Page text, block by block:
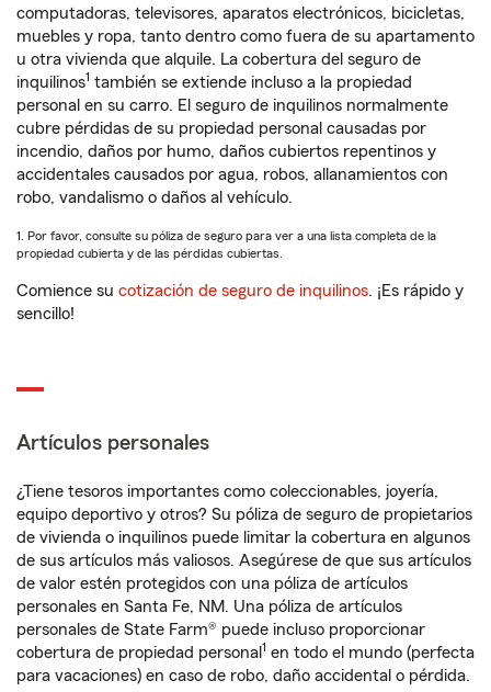
computadoras, televisores, aparatos electrónicos, bicicletas,
muebles y ropa, tanto dentro como fuera de su apartamento
u otra vivienda que alquile. La cobertura del seguro de
inquilinos1 también se extiende incluso a la propiedad
personal en su carro. El seguro de inquilinos normalmente
cubre pérdidas de su propiedad personal causadas por
incendio, daños por humo, daños cubiertos repentinos y
accidentales causados por agua, robos, allanamientos con
robo, vandalismo o daños al vehículo.
1. Por favor, consulte su póliza de seguro para ver a una lista completa de la
propiedad cubierta y de las pérdidas cubiertas.
Comience su cotización de seguro de inquilinos. ¡Es rápido y
sencillo!
Artículos personales
¿Tiene tesoros importantes como coleccionables, joyería,
equipo deportivo y otros? Su póliza de seguro de propietarios
de vivienda o inquilinos puede limitar la cobertura en algunos
de sus artículos más valiosos. Asegúrese de que sus artículos
de valor estén protegidos con una póliza de artículos
personales en Santa Fe, NM. Una póliza de artículos
personales de State Farm® puede incluso proporcionar
cobertura de propiedad personal 1 en todo el mundo (perfecta
para vacaciones) en caso de robo, daño accidental o pérdida.